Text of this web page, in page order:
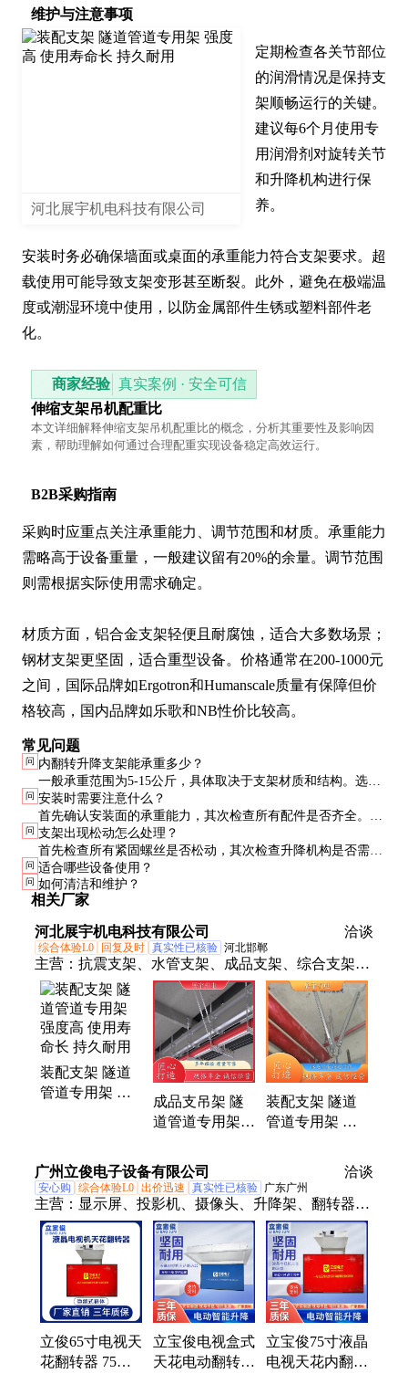
维护与注意事项
河北展宇机电科技有限公司
定期检查各关节部位
的润滑情况是保持支
架顺畅运行的关键。
建议每6个月使用专
用润滑剂对旋转关节
和升降机构进行保
养。
安装时务必确保墙面或桌面的承重能力符合支架要求。超
载使用可能导致支架变形甚至断裂。此外，避免在极端温
度或潮湿环境中使用，以防金属部件生锈或塑料部件老
化。
商家经验 真实案例 · 安全可信
伸缩支架吊机配重比
本文详细解释伸缩支架吊机配重比的概念，分析其重要性及影响因
素，帮助理解如何通过合理配重实现设备稳定高效运行。
B2B采购指南
采购时应重点关注承重能力、调节范围和材质。承重能力
需略高于设备重量，一般建议留有20%的余量。调节范围
则需根据实际使用需求确定。
材质方面，铝合金支架轻便且耐腐蚀，适合大多数场景；
钢材支架更坚固，适合重型设备。价格通常在200-1000元
之间，国际品牌如Ergotron和Humanscale质量有保障但价
格较高，国内品牌如乐歌和NB性价比较高。
常见问题
问 内翻转升降支架能承重多少？
一般承重范围为5-15公斤，具体取决于支架材质和结构。选购
时应确保承重能力略高于设备重量，建议留有20%余量。
问 安装时需要注意什么？
首先确认安装面的承重能力，其次检查所有配件是否齐全。安
装过程中要确保各螺丝紧固到位，最好使用水平仪校准。
问 支架出现松动怎么处理？
首先检查所有紧固螺丝是否松动，其次检查升降机构是否需要
润滑。如果问题持续，建议联系厂家或专业维修人员。
问 适合哪些设备使用？
问 如何清洁和维护？
相关厂家
河北展宇机电科技有限公司 洽谈
综合体验L0 回复及时 真实性已核验 河北邯郸
主营： 抗震支架、水管支架、成品支架、综合支架、
装配式支架、管廊支架、管道安装、综合支吊架
装配支架 隧道
管道专用架 强
成品支吊架 隧
道管道专用架
腐蚀 持久耐用
装配支架 隧道
管道专用架 安
广州立俊电子设备有限公司 洽谈
安心购 综合体验L0 出价迅速 真实性已核验 广东广州
主营： 显示屏、投影机、摄像头、升降架、翻转器、
遥控支架、升降支架、伸缩支架、吊装支架、翻转升
降器、内翻升降器、电动升降器、升降器摄像、液晶
屏升降器、电动升降吊架、显示器翻转架、投影仪、
伸缩架、茶台茶几、电动吊架、电视天花、电视底
座、铝合金液晶屏、电动天花吊架、会议牌液晶屏
立俊65寸电视天
花翻转器 75寸
立宝俊电视盒式
天花电动翻转器
立宝俊75寸液晶
电视天花内翻转